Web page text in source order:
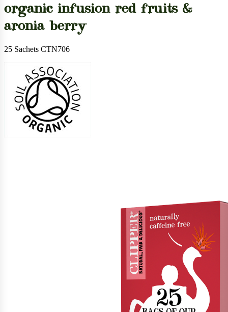
organic infusion red fruits &
aronia berry
25 Sachets CTN706